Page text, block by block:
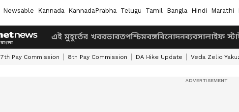
Newsable Kannada KannadaPrabha Telugu Tamil Bangla Hindi Marathi
এই মুহূর্তের খবরভারতপশ্চিমবঙ্গবিনোদনব্যবসালাইফ
7th Pay Commission 8th Pay Commission DA Hike Update Veda Zelio